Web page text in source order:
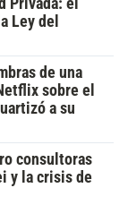
Ley del
de una
sobre el
a su
consultoras
y la crisis de